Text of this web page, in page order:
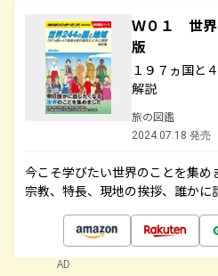
Ｗ０１ 世
版
１９７ヵ国と
解説
旅の図鑑
2024.07.18 発売
今こそ学びたい世界のことを集め
宗教、特長、現地の挨拶、誰かに
AD